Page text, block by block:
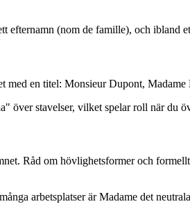
efternamn (nom de famille), och
med en titel: Monsieur Dupont, Madame
över stavelser, vilket spelar roll när du
Råd om hövlighetsformer och
arbetsplatser är Madame det